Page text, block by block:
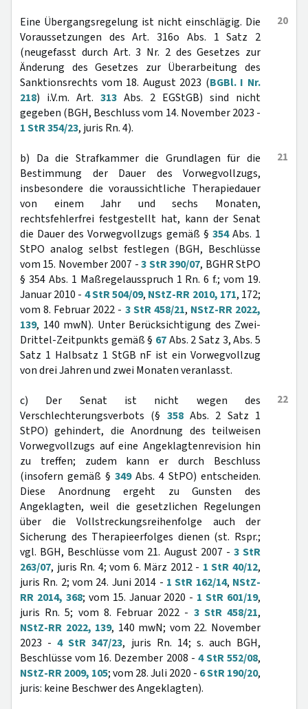
20
Eine Übergangsregelung ist nicht einschlägig. Die
Voraussetzungen des Art. 316o Abs. 1 Satz 2
(neugefasst durch Art. 3 Nr. 2 des Gesetzes zur
Änderung des Gesetzes zur Überarbeitung des
Sanktionsrechts vom 18. August 2023 (BGBl. I Nr.
218) i.V.m. Art. 313 Abs. 2 EGStGB) sind nicht
gegeben (BGH, Beschluss vom 14. November 2023 -
1 StR 354/23, juris Rn. 4).
21
b) Da die Strafkammer die Grundlagen für die
Bestimmung der Dauer des Vorwegvollzugs,
insbesondere die voraussichtliche Therapiedauer
von einem Jahr und sechs Monaten,
rechtsfehlerfrei festgestellt hat, kann der Senat
die Dauer des Vorwegvollzugs gemäß § 354Abs. 1
StPO analog selbst festlegen (BGH, Beschlüsse
vom 15. November 2007 -3 StR 390/07, BGHR StPO
§ 354 Abs. 1 Maßregelausspruch 1 Rn. 6 f.; vom 19.
Januar 2010 - 4 StR 504/09, NStZ-RR 2010, 171, 172;
vom 8. Februar 2022 - 3 StR 458/21, NStZ-RR 2022,
139, 140 mwN). Unter Berücksichtigung des Zwei-
Drittel-Zeitpunkts gemäß § 67Abs. 2 Satz 3, Abs. 5
Satz 1 Halbsatz 1 StGB nF ist ein Vorwegvollzug
von drei Jahren und zwei Monaten veranlasst.
22
c) Der Senat ist nicht wegen des
Verschlechterungsverbots (§ 358Abs. 2 Satz 1
StPO) gehindert, die Anordnung des teilweisen
Vorwegvollzugs auf eine Angeklagtenrevision hin
zu treffen; zudem kann er durch Beschluss
(insofern gemäß § 349Abs. 4 StPO) entscheiden.
Diese Anordnung ergeht zu Gunsten des
Angeklagten, weil die gesetzlichen Regelungen
über die Vollstreckungsreihenfolge auch der
Sicherung des Therapieerfolges dienen (st. Rspr.;
vgl. BGH, Beschlüsse vom 21. August 2007 - 3 StR
263/07, juris Rn. 4; vom 6. März 2012 - 1 StR 40/12,
juris Rn. 2; vom 24. Juni 2014 - 1 StR 162/14, NStZ-
RR 2014, 368; vom 15. Januar 2020 - 1 StR 601/19,
juris Rn. 5; vom 8. Februar 2022 - 3 StR 458/21,
NStZ-RR 2022, 139, 140 mwN; vom 22. November
2023 -4 StR 347/23, juris Rn. 14; s. auch BGH,
Beschlüsse vom 16. Dezember 2008 - 4 StR 552/08,
NStZ-RR 2009, 105; vom 28. Juli 2020 - 6 StR 190/20,
juris: keine Beschwer des Angeklagten).